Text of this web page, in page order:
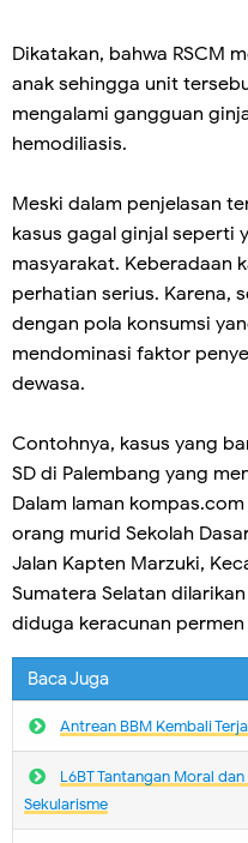
Dikatakan, bahwa RSCM
anak sehingga unit
mengalami gangguan
hemodiliasis.
Meski dalam penjelasan
kasus gagal ginjal seperti
masyarakat. Keberadaan
perhatian serius. Karena,
dengan pola konsumsi
mendominasi faktor
dewasa.
Contohnya, kasus yang
SD di Palembang yang
Dalam laman
orang murid Sekolah
Jalan Kapten Marzuki,
Sumatera Selatan
diduga keracunan
Baca Juga
Antrean BBM Kembali
L6BT Tantangan Moral
Sekularisme